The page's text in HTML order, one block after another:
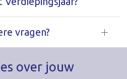
vragen?
over jouw